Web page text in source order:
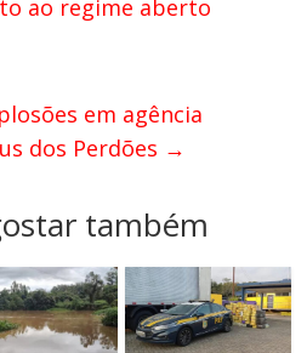
ao regime aberto
em agência
dos Perdões →
também